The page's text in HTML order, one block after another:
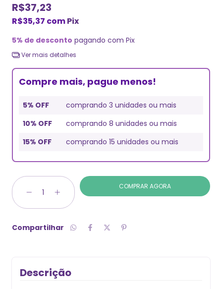
R$37,23
R$35,37 comPix
5% de desconto pagando com Pix
Ver mais detalhes
Compre mais, pague menos!
5% OFF
comprando 3 unidades ou mais
10% OFF
comprando 8 unidades ou mais
15% OFF
comprando 15 unidades ou mais
Compartilhar
Descrição